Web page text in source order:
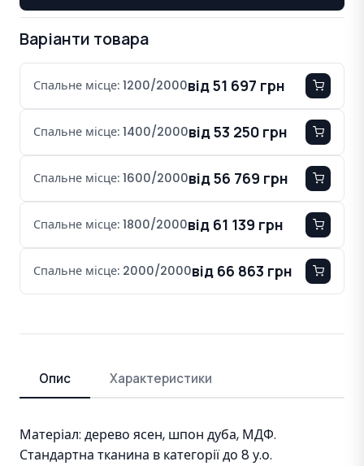
Варіанти товара
Спальне місце: 1200/2000від 51 697 грн
Спальне місце: 1400/2000від 53 250 грн
Спальне місце: 1600/2000від 56 769 грн
Спальне місце: 1800/2000від 61 139 грн
Спальне місце: 2000/2000від 66 863 грн
Опис Характеристики
Матеріал: дерево ясен, шпон дуба, МДФ.
Стандартна тканина в категорії до 8 у.о.